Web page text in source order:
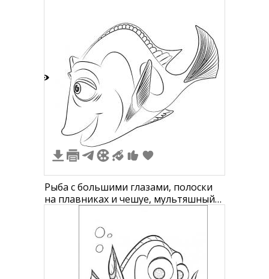
Рыба с большими глазами, полоски
на плавниках и чешуе, мультяшный